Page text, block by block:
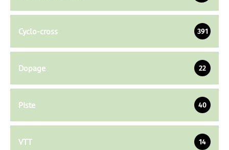
Cyclo-cross 391
Dopage 22
Piste 40
VTT 14